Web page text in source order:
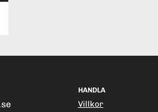
HANDLA
Villkor